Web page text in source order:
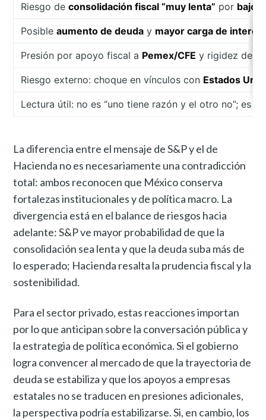
Riesgo deconsolidación fiscal “muy lenta” por bajo
Posibleaumento de deuda y mayor carga de
Presión por apoyo fiscal a Pemex/CFE y rigidez del
Riesgo externo: choque en vínculos con Estados
Lectura útil: no es “uno tiene razón y el otro no”; es
La diferencia entre el mensaje de S&P y el de
Hacienda no es necesariamente una contradicción
total: ambos reconocen que México conserva
fortalezas institucionales y de política macro. La
divergencia está en el balance de riesgos hacia
adelante: S&P ve mayor probabilidad de que la
consolidación sea lenta y que la deuda suba más de
lo esperado; Hacienda resalta la prudencia fiscal y la
sostenibilidad.
Para el sector privado, estas reacciones importan
por lo que anticipan sobre la conversación pública y
la estrategia de política económica. Si el gobierno
logra convencer al mercado de que la trayectoria de
deuda se estabiliza y que los apoyos a empresas
estatales no se traducen en presiones adicionales,
la perspectiva podría estabilizarse. Si, en cambio, los